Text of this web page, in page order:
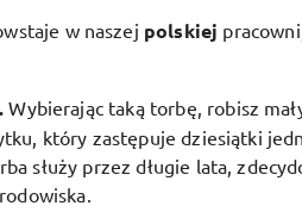
w naszej polskiej
Wybierając taką torbę, robisz
który zastępuje dziesiątki
służy przez długie lata,